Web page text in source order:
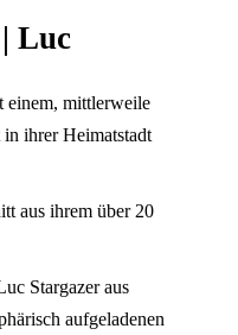
Luc
einem, mittlerweile
ihrer Heimatstadt
aus ihrem über 20
Stargazer aus
aufgeladenen